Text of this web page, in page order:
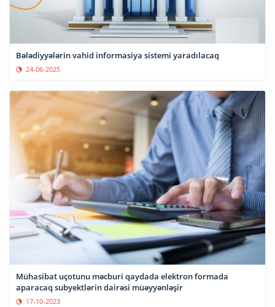
Bələdiyyələrin vahid informasiya sistemi yaradılacaq
24-06-2025
Mühasibat uçotunu məcburi qaydada elektron formada
aparacaq subyektlərin dairəsi müəyyənləşir
17-10-2023